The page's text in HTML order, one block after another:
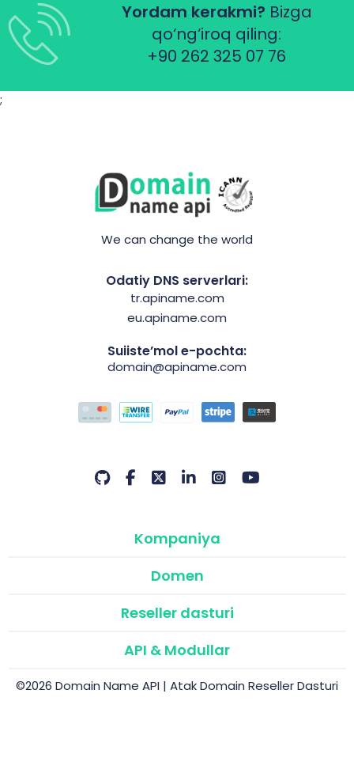
Yordam kerakmi? Bizga
qo‘ng‘iroq qiling:
+90 262 325 07 76
;
We can change the world
Odatiy DNS serverlari:
tr.apiname.com
eu.apiname.com
Suiiste’mol e-pochta:
domain@apiname.com
Kompaniya
Domen
Reseller dasturi
API & Modullar
©2026 Domain Name API | Atak Domain Reseller Dasturi